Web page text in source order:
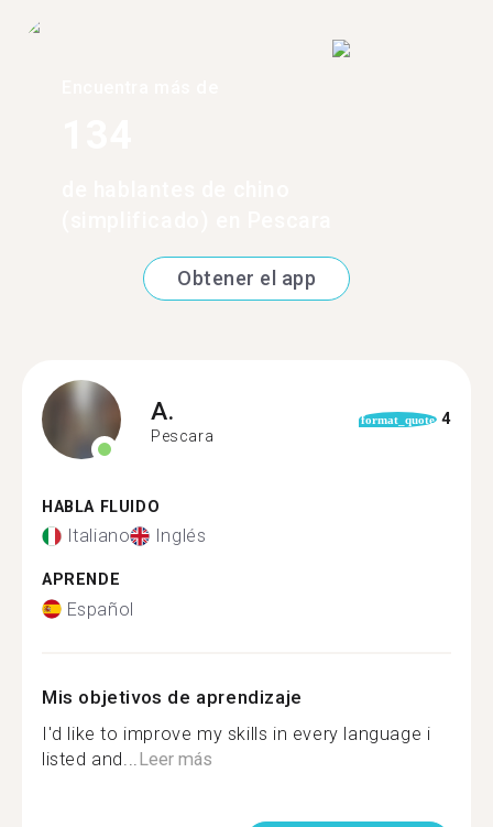
Obtener el app
A.
Pescara
format_quote 4
HABLA FLUIDO
Italiano Inglés
APRENDE
Español
Mis objetivos de aprendizaje
I'd like to improve my skills in every language i
listed and... Leer más